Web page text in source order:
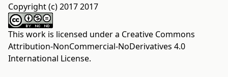
Copyright (c) 2017 2017
This work is licensed under a Creative Commons
Attribution-NonCommercial-NoDerivatives 4.0
International License.